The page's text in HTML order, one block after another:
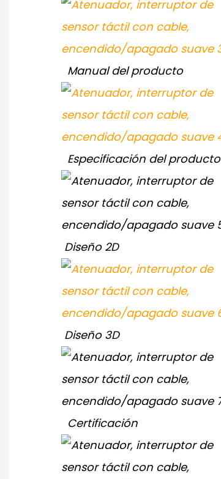
Manual del producto
Especificación del producto
Diseño 2D
Diseño 3D
Certificación